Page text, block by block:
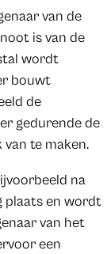
van de
is van de
wordt
bouwt
de
gedurende de
te maken.
na
plaats en wordt
van het
een